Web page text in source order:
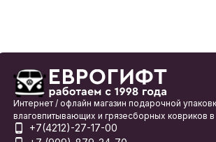
Интернет / офлайн магазин подарочной
влаговпитывающих и грязесборных ковриков
+7(4212)-27-17-00